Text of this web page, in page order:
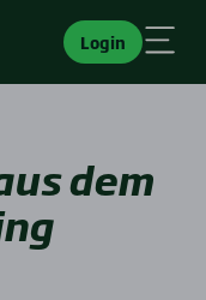
Login
dem